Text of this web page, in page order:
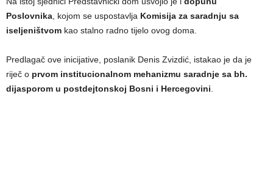
Poslovnika , kojom se uspostavlja Komisija za saradnju sa
iseljeništvom kao stalno radno tijelo ovog doma.
Predlagač ove inicijative, poslanik Denis Zvizdić, istakao je da je
riječ o prvom institucionalnom mehanizmu saradnje sa bh.
dijasporom u postdejtonskoj Bosni i Hercegovini